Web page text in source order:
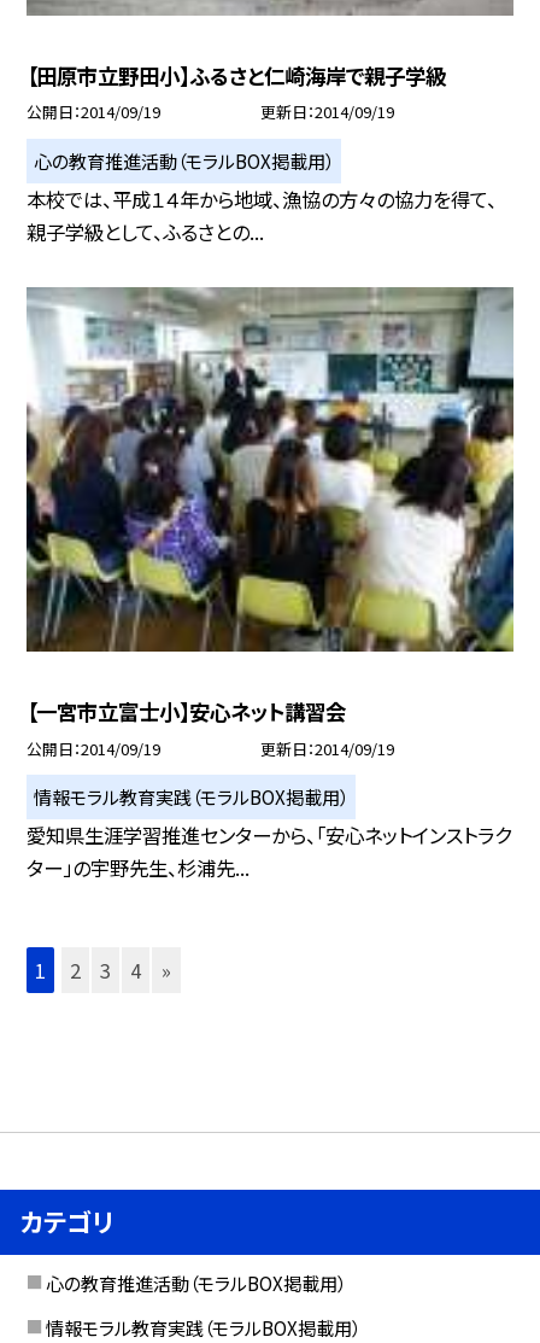
【田原市立野田小】ふるさと仁崎海岸で親子学級
公開日 2014/09/19 更新日 2014/09/19
心の教育推進活動（モラルBOX掲載用）
本校では、平成１４年から地域、漁協の方々の協力を得て、
親子学級として、ふるさとの...
【一宮市立富士小】安心ネット講習会
公開日 2014/09/19 更新日 2014/09/19
情報モラル教育実践（モラルBOX掲載用）
愛知県生涯学習推進センターから、「安心ネットインストラク
ター」の宇野先生、杉浦先...
1 2 3 4 »
カテゴリ
心の教育推進活動（モラルBOX掲載用）
情報モラル教育実践（モラルBOX掲載用）